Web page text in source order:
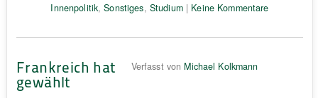
Innenpolitik,Sonstiges, Studium| Keine Kommentare
Frankreich hat
gewählt
Verfasst von Michael Kolkmann